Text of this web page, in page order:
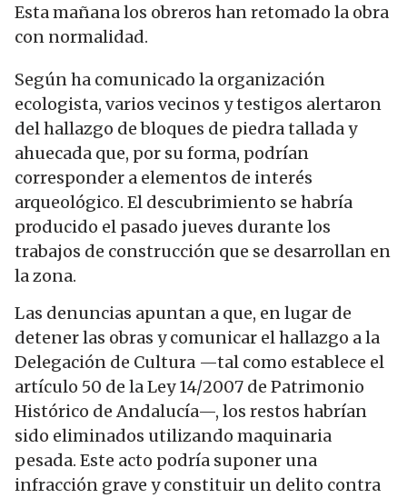
Esta mañana los obreros han retomado la obra
con normalidad.
Según ha comunicado la organización
ecologista, varios vecinos y testigos alertaron
del hallazgo de bloques de piedra tallada y
ahuecada que, por su forma, podrían
corresponder a elementos de interés
arqueológico. El descubrimiento se habría
producido el pasado jueves durante los
trabajos de construcción que se desarrollan en
la zona.
Las denuncias apuntan a que, en lugar de
detener las obras y comunicar el hallazgo a la
Delegación de Cultura —tal como establece el
artículo 50 de la Ley 14/2007 de Patrimonio
Histórico de Andalucía—, los restos habrían
sido eliminados utilizando maquinaria
pesada. Este acto podría suponer una
infracción grave y constituir un delito contra